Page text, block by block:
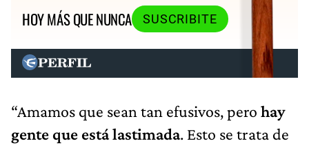
HOY MÁS QUE NUNCA
SUSCRIBITE
“Amamos que sean tan efusivos, pero hay
gente que está lastimada. Esto se trata de